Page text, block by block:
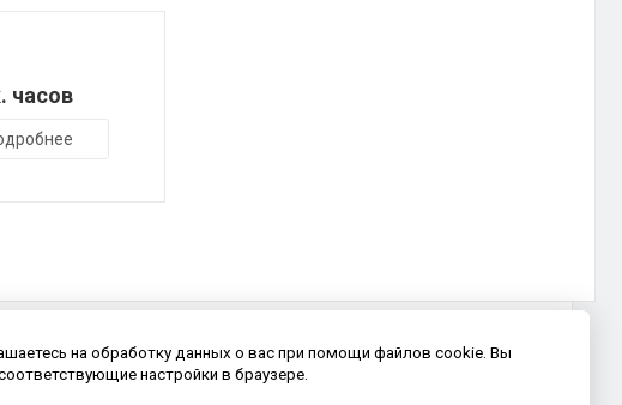
часов
на обработку данных о вас при помощи файлов cookie. Вы
настройки в браузере.